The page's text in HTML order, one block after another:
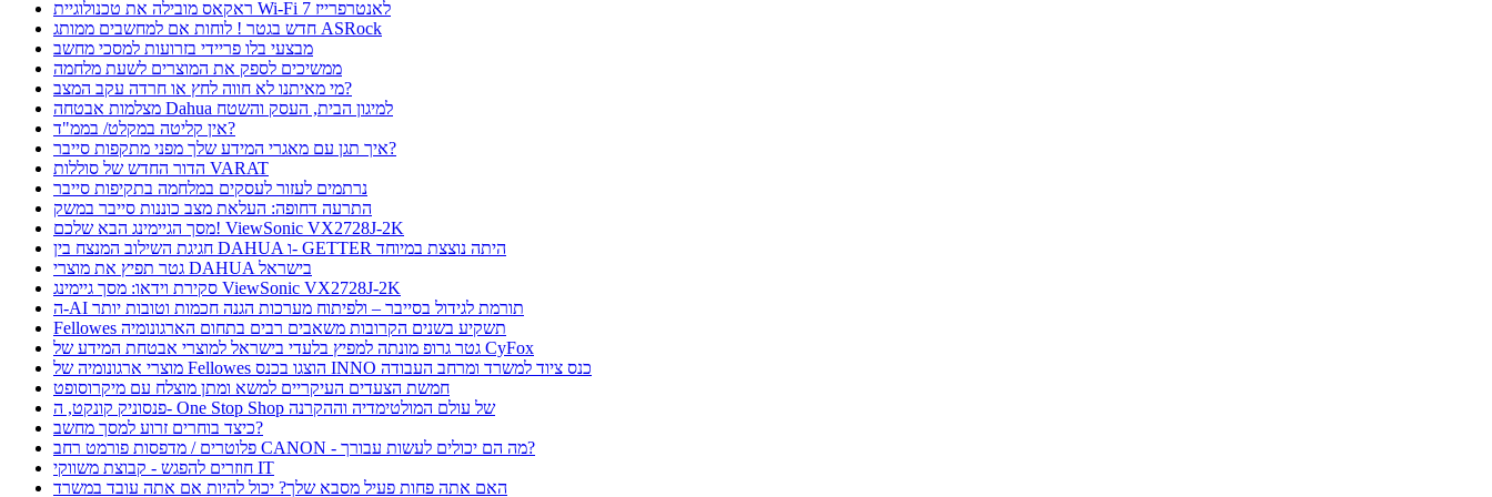
ראקאס מובילה את טכנולוגיית Wi-Fi 7 לאנטרפרייז
חדש בגטר ! לוחות אם למחשבים ממותג ASRock
מבצעי בלו פריידי בזרועות למסכי מחשב
ממשיכים לספק את המוצרים לשעת מלחמה
מי מאיתנו לא חווה לחץ או חרדה עקב המצב?
מצלמות אבטחה Dahua למיגון הבית, העסק והשטח
אין קליטה במקלט/ בממ"ד?
איך תגן עם מאגרי המידע שלך מפני מתקפות סייבר?
הדור החדש של סוללות VARAT
נרתמים לעזור לעסקים במלחמה בתקיפות סייבר
התרעה דחופה: העלאת מצב כוננות סייבר במשק
מסך הגיימינג הבא שלכם! ViewSonic VX2728J-2K
חגיגת השילוב המנצח בין DAHUA ו- GETTER היתה נוצצת במיוחד
גטר תפיץ את מוצרי DAHUA בישראל
סקירת וידאו: מסך גיימינג ViewSonic VX2728J-2K
ה-AI תורמת לגידול בסייבר – ולפיתוח מערכות הגנה חכמות וטובות יותר
Fellowes תשקיע בשנים הקרובות משאבים רבים בתחום הארגונומיה
גטר גרופ מונתה למפיץ בלעדי בישראל למוצרי אבטחת המידע של CyFox
מוצרי ארגונומיה של Fellowes הוצגו בכנס INNO כנס ציוד למשרד ומרחב העבודה
חמשת הצעדים העיקריים למשא ומתן מוצלח עם מיקרוסופט
פנסוניק קונקט, ה- One Stop Shop של עולם המולטימדיה וההקרנה
כיצד בוחרים זרוע למסך מחשב?
פלוטרים / מדפסות פורמט רחב CANON - מה הם יכולים לעשות עבורך?
חוזרים להפגש - קבוצת משווקי IT
האם אתה פחות פעיל מסבא שלך? יכול להיות אם אתה עובד במשרד